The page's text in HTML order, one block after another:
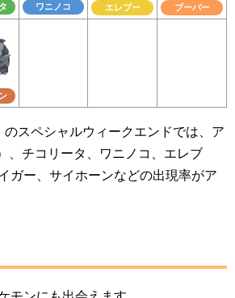
ワニノコ エレブー ブーバー
スペシャルウィークエンドでは、ア
、チコリータ、ワニノコ、エレブ
ガー、サイホーンなどの出現率がア